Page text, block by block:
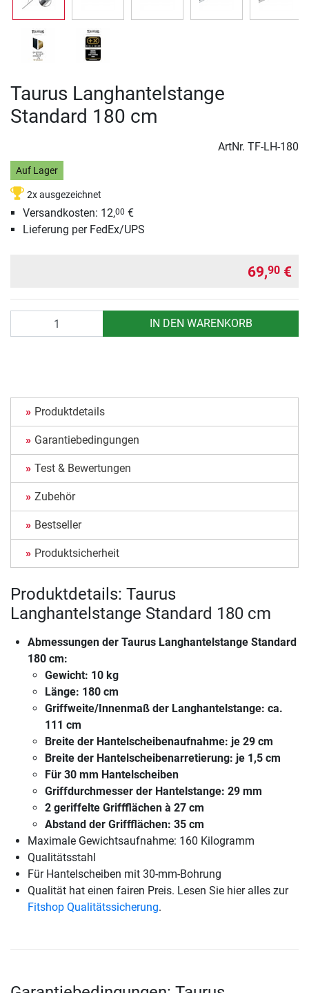
Taurus Langhantelstange
Standard 180 cm
ArtNr. TF-LH-180
Auf Lager
2x ausgezeichnet
Versandkosten: 12,00 €
Lieferung per FedEx/UPS
69,90 €
IN DEN WARENKORB
Produktdetails
Garantiebedingungen
Test & Bewertungen
Zubehör
Bestseller
Produktsicherheit
Produktdetails: Taurus
Langhantelstange Standard 180 cm
Abmessungen der Taurus Langhantelstange Standard
180 cm:
Gewicht: 10 kg
Länge: 180 cm
Griffweite/Innenmaß der Langhantelstange: ca.
111 cm
Breite der Hantelscheibenaufnahme: je 29 cm
Breite der Hantelscheibenarretierung: je 1,5 cm
Für 30 mm Hantelscheiben
Griffdurchmesser der Hantelstange: 29 mm
2 geriffelte Griffflächen à 27 cm
Abstand der Griffflächen: 35 cm
Maximale Gewichtsaufnahme: 160 Kilogramm
Qualitätsstahl
Für Hantelscheiben mit 30-mm-Bohrung
Qualität hat einen fairen Preis. Lesen Sie hier alles zur
Fitshop Qualitätssicherung.